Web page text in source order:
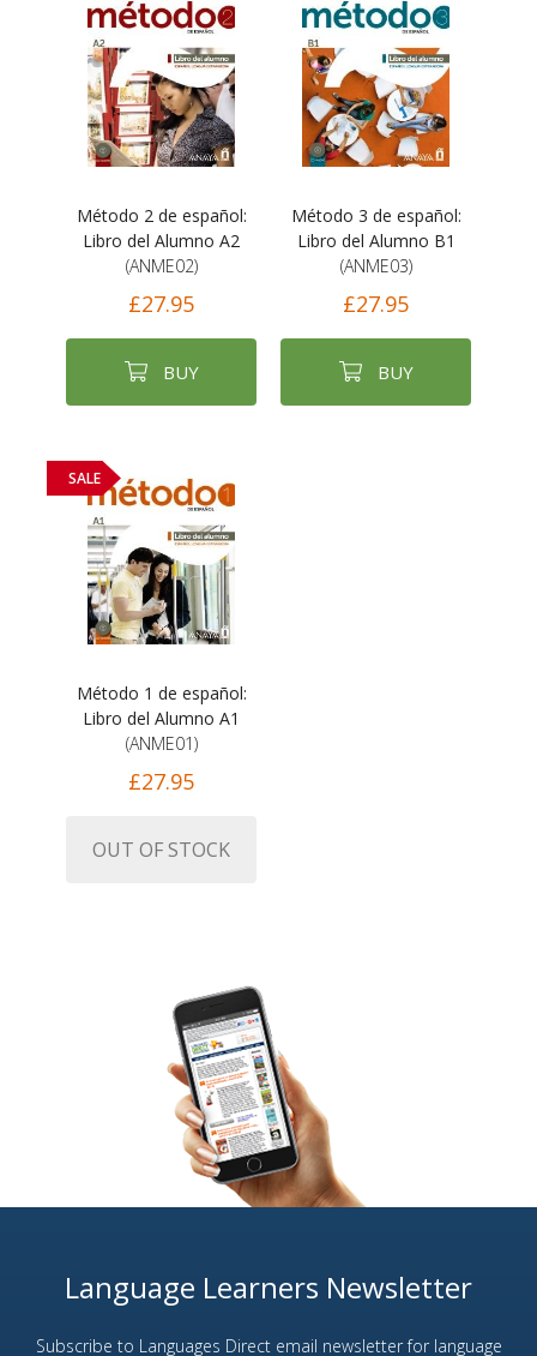
Método 2 de español:
Libro del Alumno A2
(ANME02)
£27.95
BUY
Método 3 de español:
Libro del Alumno B1
(ANME03)
£27.95
BUY
SALE
Método 1 de español:
Libro del Alumno A1
(ANME01)
£27.95
OUT OF STOCK
Language Learners Newsletter
Subscribe to Languages Direct email newsletter for language